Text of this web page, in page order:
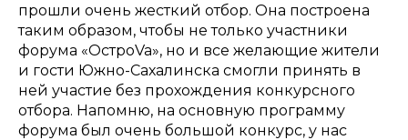
прошли очень жесткий отбор. Она построена
таким образом, чтобы не только участники
форума «ОстроVa», но и все желающие жители
и гости Южно-Сахалинска смогли принять в
ней участие без прохождения конкурсного
отбора. Напомню, на основную программу
форума был очень большой конкурс, у нас